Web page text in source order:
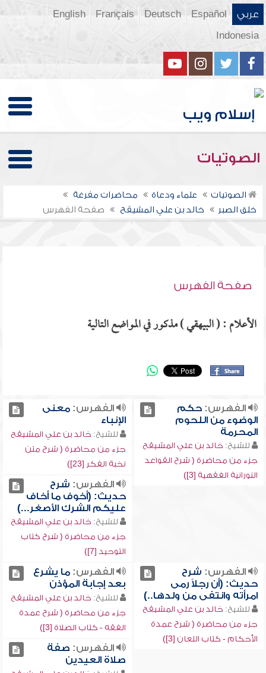
عربي Español
Deutsch
Français
English
Indonesia
الصوتيات
الصوتيات علماء ودعاة
محاضرات مفرغة
خلق الصبر
خالد بن علي المشيقح صفحة الفهرس
صفحة الفهرس
الأعلام : ( البيهقي ) مذكور في المواضع التالية
الفهرس:حكم
الوضوء من اللحوم
المحرمة
للشيخ: خالد بن علي المشيقح
جزء من محاضرة ( شرح القواعد
النورانية الفقهية [3])
الفهرس:معنى
الإنباء
للشيخ: خالد بن علي المشيقح
جزء من محاضرة ( شرح متن
نخبة الفكر [23])
الفهرس: شرح
حديث: (أخوف ما أخاف
عليكم الشرك الأصغر...)
للشيخ: خالد بن علي المشيقح
جزء من محاضرة ( شرح كتاب
التوحيد [7])
الفهرس: شرح
حديث: (أن رجلاً رمى
امرأته وانتفى من ولدها..)
للشيخ: خالد بن علي المشيقح
جزء من محاضرة ( شرح عمدة
الأحكام - كتاب اللعان [3])
الفهرس:ما يشرع
بعد إجابة المؤذن
للشيخ: خالد بن علي المشيقح
جزء من محاضرة ( شرح عمدة
الفقه - كتاب الصلاة [3])
الفهرس: صفة
صلاة العيدين